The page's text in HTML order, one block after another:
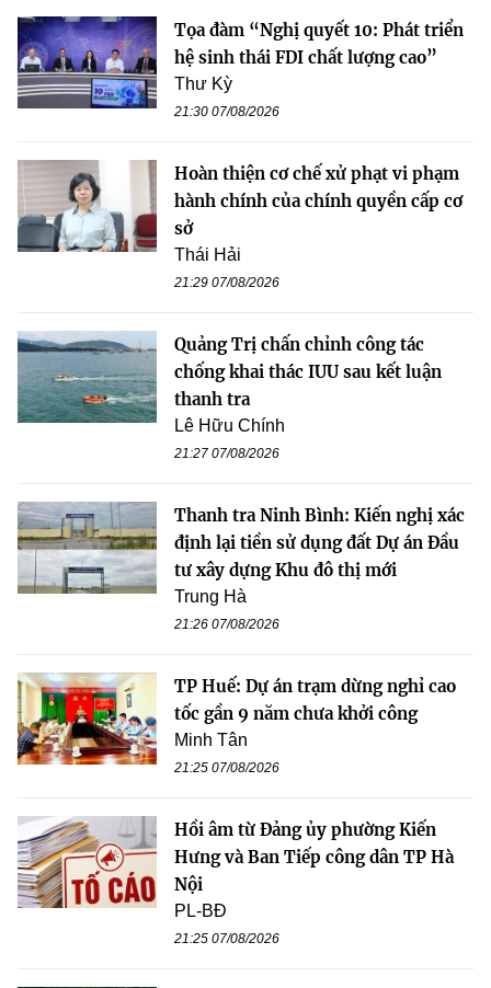
Tọa đàm “Nghị quyết 10: Phát triển
hệ sinh thái FDI chất lượng cao”
Thư Kỳ
21:30 07/08/2026
Hoàn thiện cơ chế xử phạt vi phạm
hành chính của chính quyền cấp cơ
sở
Thái Hải
21:29 07/08/2026
Quảng Trị chấn chỉnh công tác
chống khai thác IUU sau kết luận
thanh tra
Lê Hữu Chính
21:27 07/08/2026
Thanh tra Ninh Bình: Kiến nghị xác
định lại tiền sử dụng đất Dự án Đầu
tư xây dựng Khu đô thị mới
Trung Hà
21:26 07/08/2026
TP Huế: Dự án trạm dừng nghỉ cao
tốc gần 9 năm chưa khởi công
Minh Tân
21:25 07/08/2026
Hồi âm từ Đảng ủy phường Kiến
Hưng và Ban Tiếp công dân TP Hà
Nội
PL-BĐ
21:25 07/08/2026